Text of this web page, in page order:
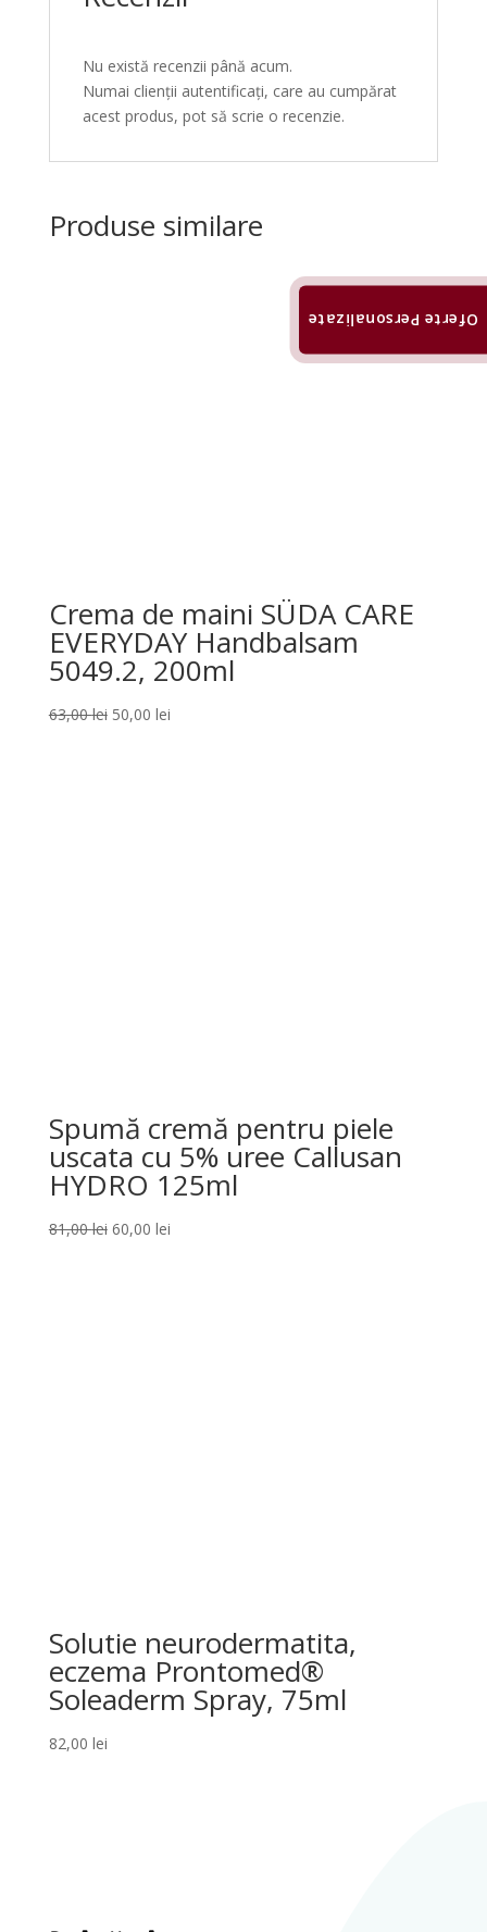
Nu există recenzii până acum.
Numai clienții autentificați, care au cumpărat
acest produs, pot să scrie o recenzie.
Produse similare
Crema de maini SÜDA CARE
EVERYDAY Handbalsam
5049.2, 200ml
63,00lei Prețul
50,00 leiPrețul
Spumă cremă pentru piele
uscata cu 5% uree Callusan
HYDRO 125ml
81,00lei Prețul
60,00 leiPrețul
Solutie neurodermatita,
eczema Prontomed®
Soleaderm Spray, 75ml
82,00 lei
Oferte Personalizate